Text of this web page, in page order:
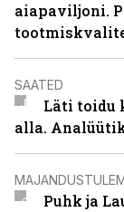
aiapaviljoni.
SAATED
Läti toidu
alla.
Puhk ja